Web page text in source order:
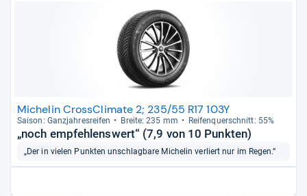
Michelin CrossClimate 2; 235/55 R17 103Y
Sai­son: Ganz­jah­res­rei­fen Breite: 235 mm Rei­fen­quer­schnitt: 55%
„noch empfehlenswert“ (7,9 von 10 Punkten)
„Der in vielen Punkten unschlagbare Michelin verliert nur im Regen.“